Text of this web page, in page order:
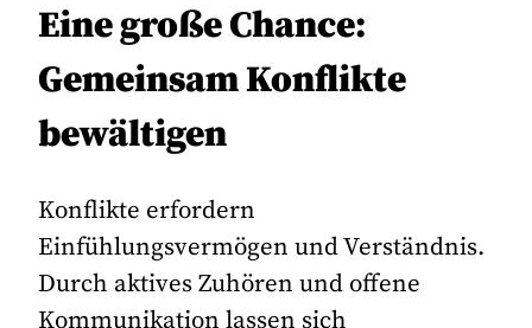
Eine große Chance:
Gemeinsam Konflikte
bewältigen
Konflikte erfordern
Einfühlungsvermögen und Verständnis.
Durch aktives Zuhören und offene
Kommunikation lassen sich